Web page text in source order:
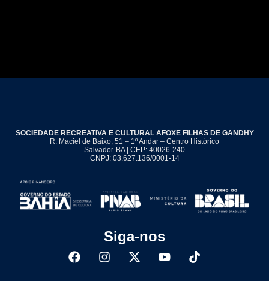
SOCIEDADE RECREATIVA E CULTURAL AFOXE FILHAS DE GANDHY
R. Maciel de Baixo, 51 – 1º Andar – Centro Histórico
Salvador-BA | CEP: 40026-240
CNPJ: 03.627.136/0001-14
Siga-nos